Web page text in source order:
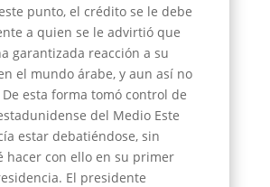
punto, el crédito se le debe
a quien se le advirtió que
garantizada reacción a su
el mundo árabe, y aun así no
esta forma tomó control de
del Medio Este
estar debatiéndose, sin
hacer con ello en su primer
El presidente